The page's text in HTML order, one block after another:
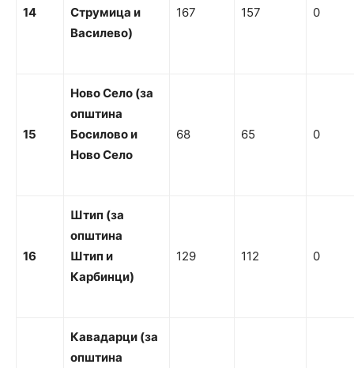
14
Струмица и
Василево)
167 157 0
15
Ново Село (за
општина
Босиловои
Ново Село
68 65 0
16
Штип (за
општина
Штип и
Карбинци)
129 112 0
Кавадарци (за
општина